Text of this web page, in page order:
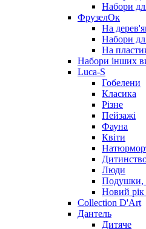
Набори
ФрузелОк
На
Набори
На
Набори інших
Luca-S
Гобелени
Класика
Різне
Пейзажі
Фауна
Квіти
Люди
Подушки,
Новий рік
Collection D'Art
Дантель
Дитяче